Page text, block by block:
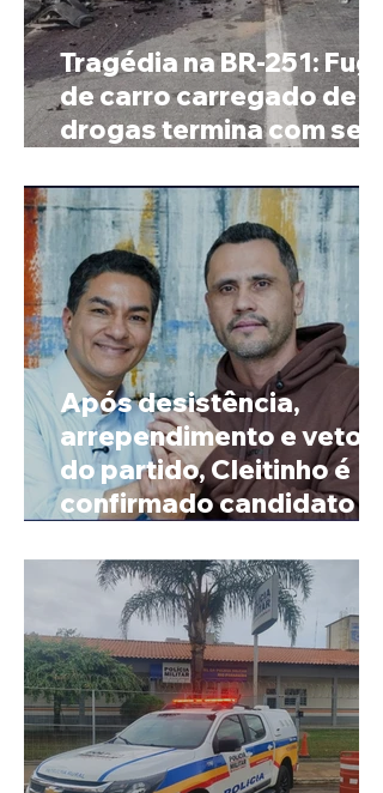
Tragédia na BR-251: Fuga
de carro carregado de
drogas termina com sete
Após desistência,
arrependimento e veto
do partido, Cleitinho é
confirmado candidato ao